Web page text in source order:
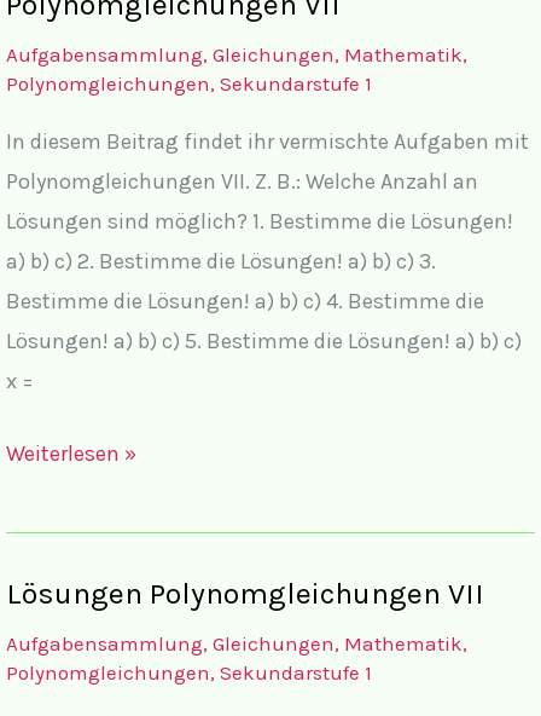
Aufgabensammlung, Gleichungen, Mathematik,
Polynomgleichungen, Sekundarstufe 1
In diesem Beitrag findet ihr vermischte Aufgaben mit
Polynomgleichungen VII. Z. B.: Welche Anzahl an
Lösungen sind möglich? 1. Bestimme die Lösungen!
a) b) c) 2. Bestimme die Lösungen! a) b) c) 3.
Bestimme die Lösungen! a) b) c) 4. Bestimme die
Lösungen! a) b) c) 5. Bestimme die Lösungen! a) b) c)
x =
Vermischte
zu
VII
Weiterlesen »
Lösungen Polynomgleichungen VII
Aufgabensammlung, Gleichungen, Mathematik,
Polynomgleichungen, Sekundarstufe 1